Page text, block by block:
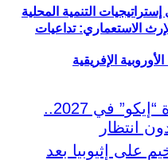
التنمية المحلية
الاستعماري: تداعيات
الإفريقية